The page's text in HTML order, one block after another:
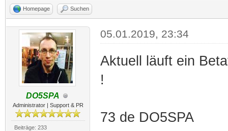
Homepage Suchen
DO5SPA
Administrator | Support & PR
Beiträge: 233
05.01.2019, 23:34
Aktuell läuft ein
!
73 de DO5SPA